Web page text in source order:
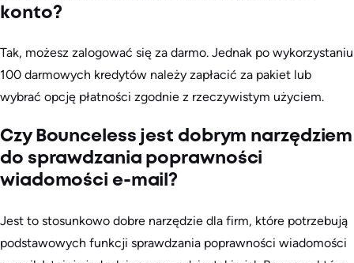
konto?
Tak, możesz zalogować się za darmo. Jednak po wykorzystaniu
100 darmowych kredytów należy zapłacić za pakiet lub
wybrać opcję płatności zgodnie z rzeczywistym użyciem.
Czy Bounceless jest dobrym narzędziem
do sprawdzania poprawności
wiadomości e-mail?
Jest to stosunkowo dobre narzędzie dla firm, które potrzebują
podstawowych funkcji sprawdzania poprawności wiadomości